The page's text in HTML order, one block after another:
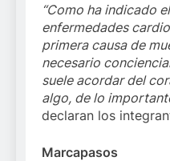
“Como ha indicado
enfermedades
primera causa de
necesario
suele acordar del
algo, de lo
declaran los
Marcapasos